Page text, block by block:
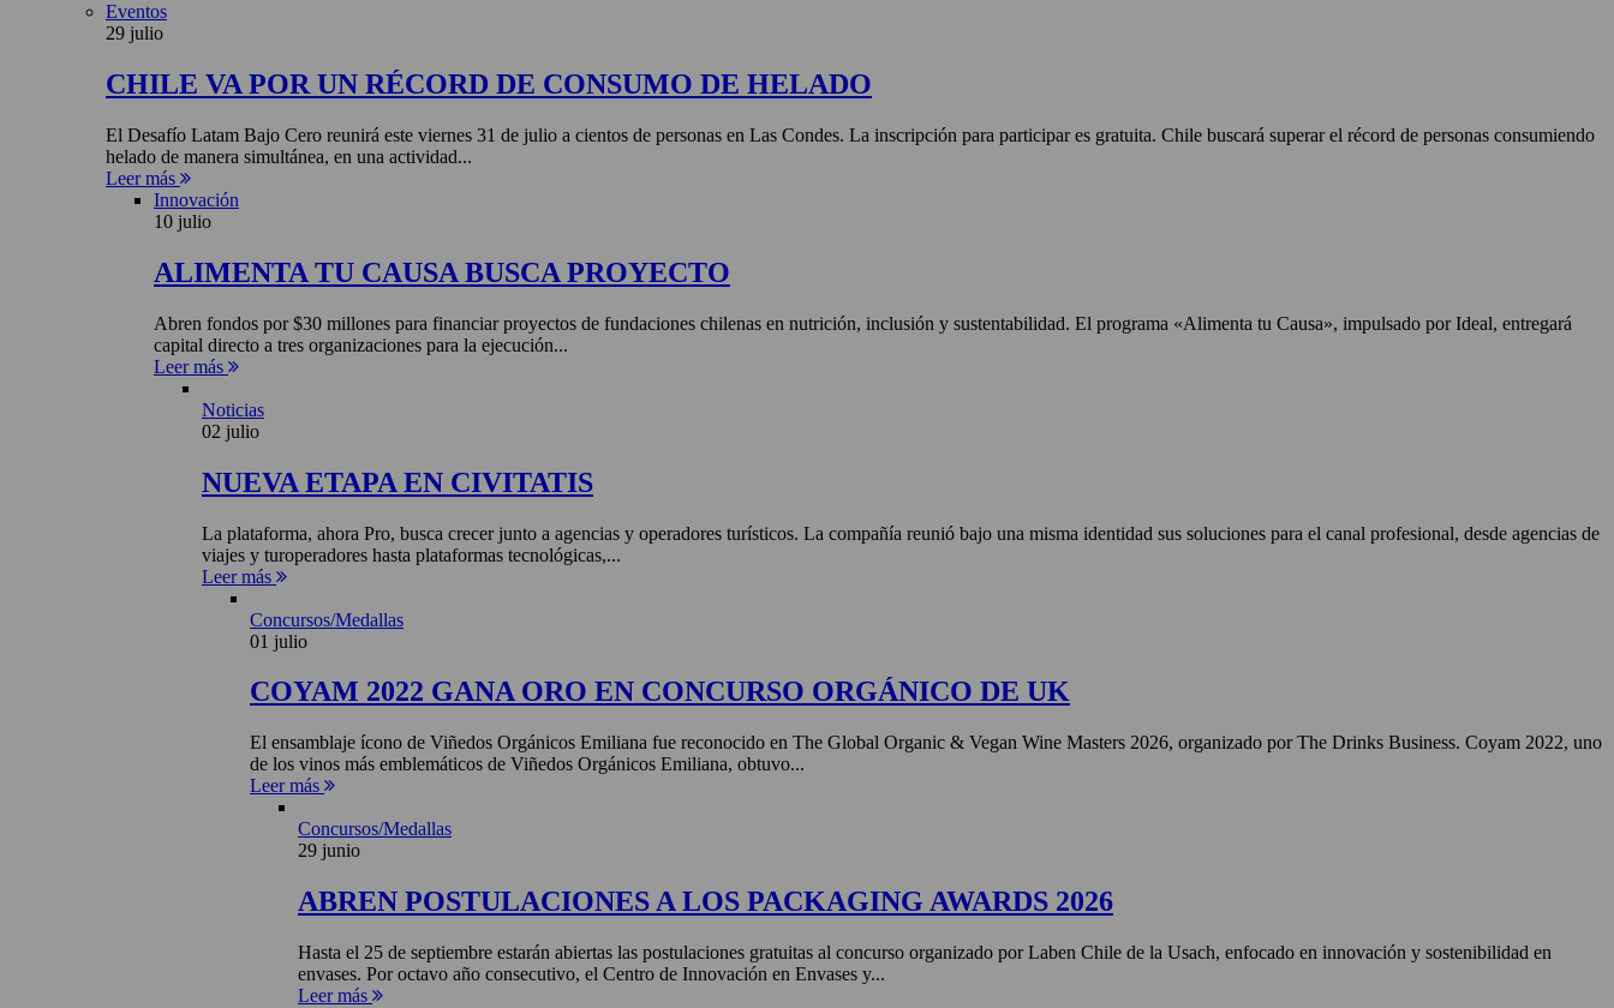
Eventos
29 julio
CHILE VA POR UN RÉCORD DE CONSUMO DE HELADO
El Desafío Latam Bajo Cero reunirá este viernes 31 de julio a cientos de personas en Las Condes. La inscripción para participar es gratuita. Chile buscará superar el récord de personas consumiendo
helado de manera simultánea, en una actividad...
Leer más
Innovación
10 julio
ALIMENTA TU CAUSA BUSCA PROYECTO
Abren fondos por $30 millones para financiar proyectos de fundaciones chilenas en nutrición, inclusión y sustentabilidad. El programa «Alimenta tu Causa», impulsado por Ideal, entregará
capital directo a tres organizaciones para la ejecución...
Leer más
Noticias
02 julio
NUEVA ETAPA EN CIVITATIS
La plataforma, ahora Pro, busca crecer junto a agencias y operadores turísticos. La compañía reunió bajo una misma identidad sus soluciones para el canal profesional, desde agencias de
viajes y turoperadores hasta plataformas tecnológicas,...
Leer más
Concursos/Medallas
01 julio
COYAM 2022 GANA ORO EN CONCURSO ORGÁNICO DE UK
El ensamblaje ícono de Viñedos Orgánicos Emiliana fue reconocido en The Global Organic & Vegan Wine Masters 2026, organizado por The Drinks Business. Coyam 2022, uno
de los vinos más emblemáticos de Viñedos Orgánicos Emiliana, obtuvo...
Leer más
Concursos/Medallas
29 junio
ABREN POSTULACIONES A LOS PACKAGING AWARDS 2026
Hasta el 25 de septiembre estarán abiertas las postulaciones gratuitas al concurso organizado por Laben Chile de la Usach, enfocado en innovación y sostenibilidad en
envases. Por octavo año consecutivo, el Centro de Innovación en Envases y...
Leer más